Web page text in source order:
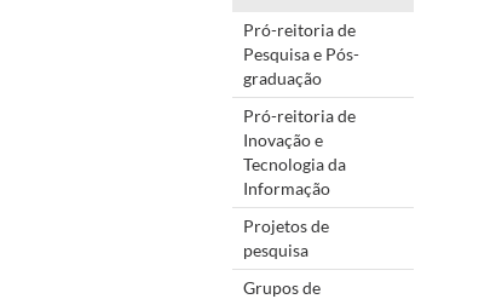
Pró-reitoria de
Pesquisa e Pós-
graduação
Pró-reitoria de
Inovação e
Tecnologia da
Informação
Projetos de
pesquisa
Grupos de